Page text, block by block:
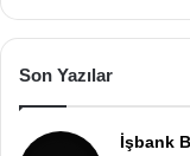
Son Yazılar
İşbank